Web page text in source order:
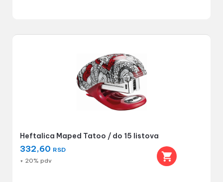
Heftalica Maped Tatoo / do 15 listova
332,60 RSD
+ 20% pdv